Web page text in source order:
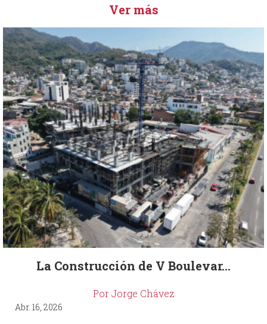
Ver más
La Construcción de V Boulevar...
Por Jorge Chávez
Abr. 16, 2026